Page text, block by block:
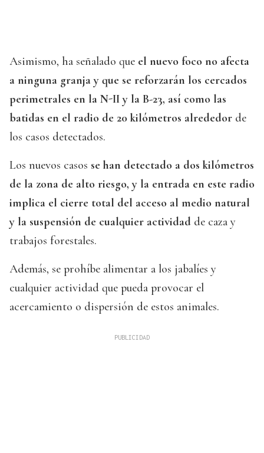
Asimismo, ha señalado que el nuevo foco no afecta
a ninguna granja y que se reforzarán los cercados
perimetrales en la N-II y la B-23, así como las
batidas en el radio de 20 kilómetros alrededor de
los casos detectados.
Los nuevos casos se han detectado a dos kilómetros
de la zona de alto riesgo, y la entrada en este radio
implica el cierre total del acceso al medio natural
y la suspensión de cualquier actividad de caza y
trabajos forestales.
Además, se prohíbe alimentar a los jabalíes y
cualquier actividad que pueda provocar el
acercamiento o dispersión de estos animales.